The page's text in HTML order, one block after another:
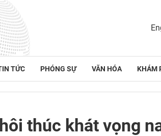
TỨC PHÓNG SỰ VĂN HÓA KHÁM
thúc khát vọng